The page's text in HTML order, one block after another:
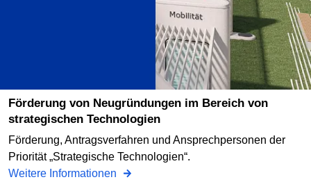
Förderung von Neugründungen im Bereich von
strategischen Technologien
Förderung, Antragsverfahren und Ansprechpersonen der
Priorität „Strategische Technologien“.
Weitere Informationen